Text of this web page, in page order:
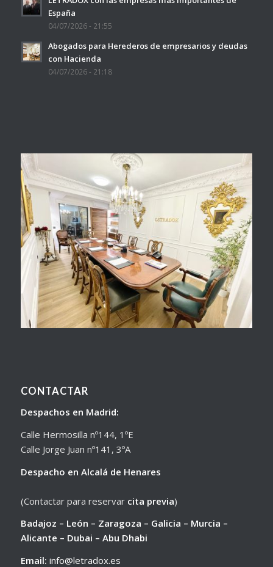
España
04/07/2026 - 21:55
Abogados para Herederos de empresarios y deudas
con Hacienda
04/07/2026 - 21:18
CONTACTAR
Despachos en Madrid:
Calle Hermosilla nº144, 1ºE
Calle Jorge Juan nº141, 3ºA
Despacho en Alcalá de Henares
(Contactar para reservar cita previa)
Badajoz – León – Zaragoza – Galicia – Murcia –
Alicante – Dubai – Abu Dhabi
Email: info@letradox.es